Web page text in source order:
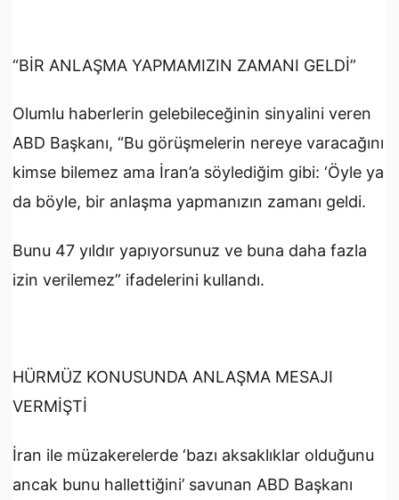
“BİR ANLAŞMA YAPMAMIZIN ZAMANI GELDİ”
Olumlu haberlerin gelebileceğinin sinyalini veren
ABD Başkanı, “Bu görüşmelerin nereye varacağını
kimse bilemez ama İran’a söylediğim gibi: ‘Öyle ya
da böyle, bir anlaşma yapmanızın zamanı geldi.
Bunu 47 yıldır yapıyorsunuz ve buna daha fazla
izin verilemez” ifadelerini kullandı.
HÜRMÜZ KONUSUNDA ANLAŞMA MESAJI
VERMİŞTİ
İran ile müzakerelerde ‘bazı aksaklıklar olduğunu
ancak bunu hallettiğini’ savunan ABD Başkanı